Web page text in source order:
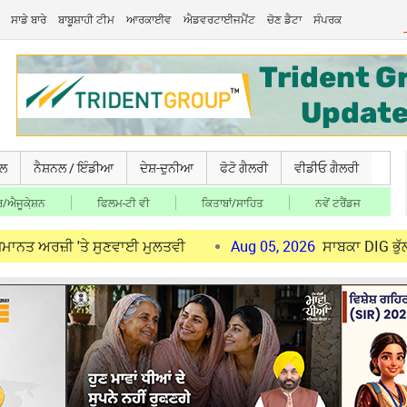
ਸਾਡੇ ਬਾਰੇ ਬਾਬੂਸ਼ਾਹੀ ਟੀਮ ਆਰਕਾਈਵ ਐਡਵਰਟਾਈਜਮੈਂਟ ਚੋਣ ਡੈਟਾ ਸੰਪਰਕ
ਨੈਸ਼ਨਲ / ਇੰਡੀਆ ਦੇਸ਼-ਦੁਨੀਆ ਫੋਟੋ ਗੈਲਰੀ ਵੀਡੀਓ ਗੈਲਰੀ
ਐਜੂਕੇ਼ਸ਼ਨ ਫਿਲਮ-ਟੀ ਵੀ ਕਿਤਾਬਾਂ/ਸਾਹਿਤ ਨਵੇਂ ਟਰੈਂਡਜ
'ਤੇ ਸੁਣਵਾਈ ਮੁਲਤਵੀ Aug 05, 2026 ਸਾਬਕਾ DIG ਭੁੱਲਰ ਨੂੰ